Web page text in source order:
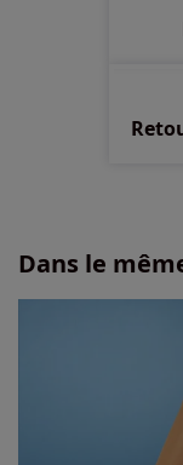
Dans le